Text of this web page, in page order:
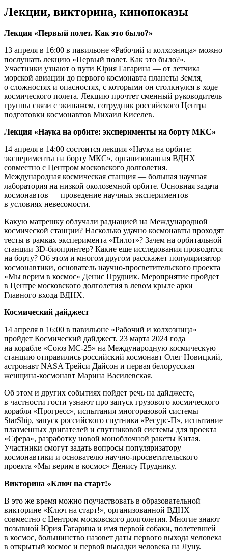
Лекции, викторина, кинопоказы
Лекция «Первый полет. Как это было?»
13 апреля в 16:00 в павильоне «Рабочий и колхозница» можно
послушать лекцию «Первый полет. Как это было?».
Участники узнают о пути Юрия Гагарина — от летчика
морской авиации до первого космонавта планеты Земля,
о сложностях и опасностях, с которыми он столкнулся в ходе
космического полета. Лекцию прочтет сменный руководитель
группы связи с экипажем, сотрудник российского Центра
подготовки космонавтов Михаил Киселев.
Лекция «Наука на орбите: эксперименты на борту МКС»
14 апреля в 14:00 состоится лекция «Наука на орбите:
эксперименты на борту МКС», организованная ВДНХ
совместно с Центром московского долголетия.
Международная космическая станция — большая научная
лаборатория на низкой околоземной орбите. Основная задача
космонавтов — проведение научных экспериментов
в условиях невесомости.
Какую матрешку облучали радиацией на Международной
космической станции? Насколько удачно космонавты проходят
тесты в рамках эксперимента «Пилот»? Зачем на орбитальной
станции 3D-биопринтер? Какие еще исследования проводятся
на борту? Об этом и многом другом расскажет популяризатор
космонавтики, основатель научно-просветительского проекта
«Мы верим в космос» Денис Прудник. Мероприятие пройдет
в Центре московского долголетия в левом крыле арки
Главного входа ВДНХ.
Космический дайджест
14 апреля в 16:00 в павильоне «Рабочий и колхозница»
пройдет Космический дайджест. 23 марта 2024 года
на корабле «Союз МС-25» на Международную космическую
станцию отправились российский космонавт Олег Новицкий,
астронавт NASA Трейси Дайсон и первая белорусская
женщина-космонавт Марина Василевская.
Об этом и других событиях пойдет речь на дайджесте,
в частности гости узнают про запуск грузового космического
корабля «Прогресс», испытания многоразовой системы
StarShip, запуск российского спутника «Ресурс-П», испытание
плазменных двигателей и спутниковой системы для проекта
«Сфера», разработку новой моноблочной ракеты Китая.
Участники смогут задать вопросы популяризатору
космонавтики и основателю научно-просветительского
проекта «Мы верим в космос» Денису Пруднику.
Викторина «Ключ на старт!»
В это же время можно поучаствовать в образовательной
викторине «Ключ на старт!», организованной ВДНХ
совместно с Центром московского долголетия. Многие знают
позывной Юрия Гагарина и имя первой собаки, полетевшей
в космос, большинство назовет даты первого выхода человека
в открытый космос и первой высадки человека на Луну.